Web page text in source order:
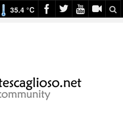
35.4 °C